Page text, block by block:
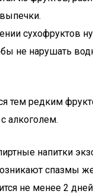
сухофруктов
не нарушать
тем редким
алкоголем.
напитки
спазмы
не менее 2